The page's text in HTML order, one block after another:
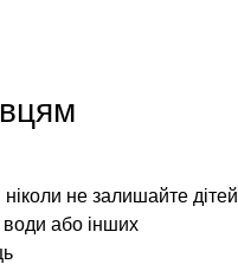
не залишайте дітей
води або інших